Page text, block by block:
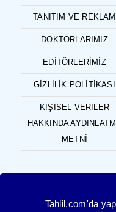
TANITIM VE REKLAM
DOKTORLARIMIZ
EDITÖRLERIMIZ
GIZLILIK POLITIKASI
KIŞISEL VERILER
HAKKINDA
METNI
Tahlil.com'da